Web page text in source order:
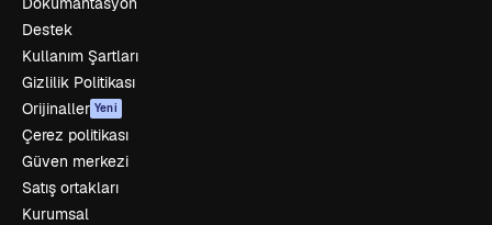
Destek
Kullanım Şartları
Gizlilik Politikası
Orijinaller Yeni
Çerez politikası
Güven merkezi
Satış ortakları
Kurumsal